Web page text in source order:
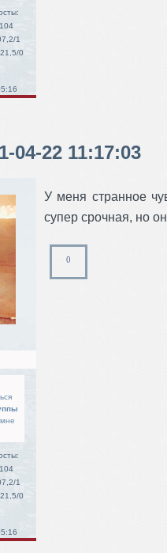
104
1
0
04-22 11:17:03
мне
104
1
0
У меня странное
супер срочная, но
0